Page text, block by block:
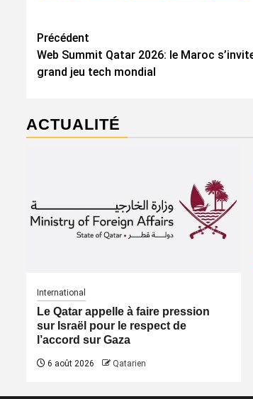
Navigation
d’article
Précédent
Web Summit Qatar 2026: le Maroc
grand jeu tech mondial
ACTUALITÉ
International
Le Qatar appelle à faire pression
sur Israël pour le respect de
l’accord sur Gaza
6 août 2026 Qatarien